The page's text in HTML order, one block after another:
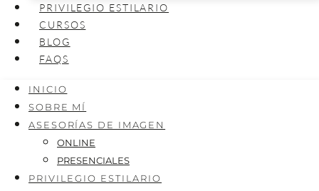
PRIVILEGIO ESTILARIO
CURSOS
BLOG
FAQS
INICIO
SOBRE MÍ
ASESORÍAS DE IMAGEN
ONLINE
PRESENCIALES
PRIVILEGIO ESTILARIO